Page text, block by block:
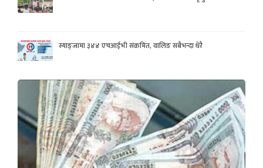
स्याङ्जामा ३४४ एचआईभी संक्रमित, वालिङ सबैभन्दा धेरै